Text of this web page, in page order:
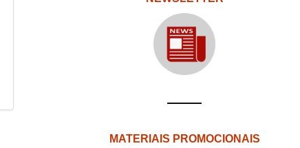
MATERIAIS PROMOCIONAIS